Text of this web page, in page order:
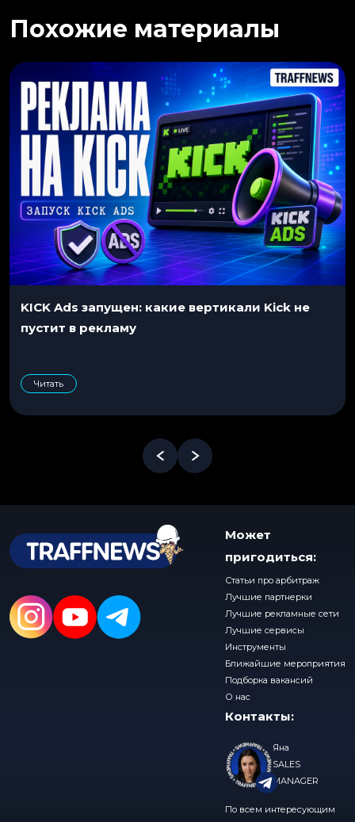
Похожие материалы
KICK Ads запущен: какие вертикали Kick не
пустит в рекламу
Читать
Может
пригодиться:
Статьи про арбитраж
Лучшие партнерки
Лучшие рекламные сети
Лучшие сервисы
Инструменты
Ближайшие мероприятия
Подборка вакансий
О нас
Контакты:
Яна
SALES
MANAGER
По всем интересующим